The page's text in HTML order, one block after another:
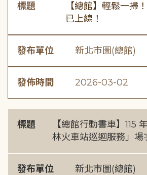
標題
【總館】輕鬆一掃
已上線！
發布單位 新北市圖(總館)
發佈時間 2026-03-02
標題
【總館行動書車】115
林火車站巡迴服務」場
發布單位 新北市圖(總館)